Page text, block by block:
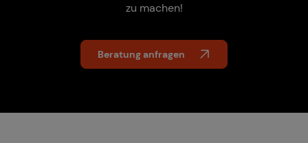
zu machen!
Beratung anfragen